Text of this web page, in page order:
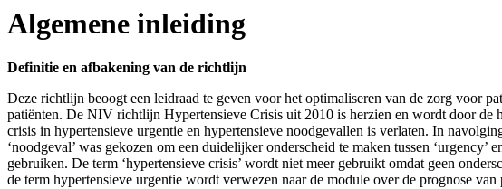
Algemene inleiding
Definitie en afbakening van de richtlijn
Deze richtlijn beoogt een leidraad te geven voor het optimaliseren van de zorg voor
patiënten. De NIV richtlijn Hypertensieve Crisis uit 2010 is herzien en wordt door
crisis in hypertensieve urgentie en hypertensieve noodgevallen is verlaten. In
‘noodgeval’ was gekozen om een duidelijker onderscheid te maken tussen
gebruiken. De term ‘hypertensieve crisis’ wordt niet meer gebruikt omdat geen
de term hypertensieve urgentie wordt verwezen naar de module over de prognose